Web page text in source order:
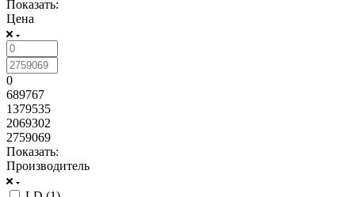
Показать:
Цена
0
689767
1379535
2069302
2759069
Показать:
Производитель